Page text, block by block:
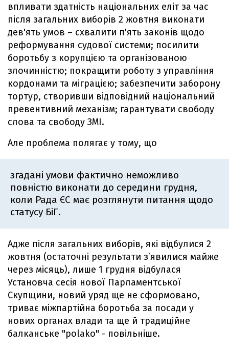
впливати здатність національних еліт за час
після загальних виборів 2 жовтня виконати
дев'ять умов – схвалити п'ять законів щодо
реформування судової системи; посилити
боротьбу з корупцією та організованою
злочинністю; покращити роботу з управління
кордонами та міграцією; забезпечити заборону
тортур, створивши відповідний національний
превентивний механізм; гарантувати свободу
слова та свободу ЗМІ.
Але проблема полягає у тому, що
згадані умови фактично неможливо
повністю виконати до середини грудня,
коли Рада ЄС має розглянути питання щодо
статусу БіГ.
Адже після загальних виборів, які відбулися 2
жовтня (остаточні результати з’явилися майже
через місяць), лише 1 грудня відбулася
Установча сесія нової Парламентської
Скупщини, новий уряд ще не сформовано,
триває міжпартійна боротьба за посади у
нових органах влади та ще й традиційне
балканське "polako" - повільніше.